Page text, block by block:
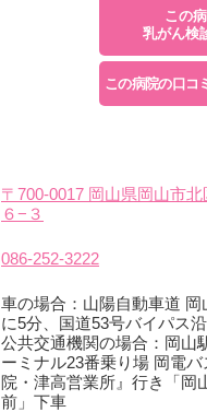
この
乳がん検
この病院の口コ
〒700-0017 岡山県岡山市
６−３
086-252-3222
車の場合：山陽自動車道 岡
に5分、国道53号バイパス
公共交通機関の場合：岡山
ーミナル23番乗り場 岡電
院・津高営業所』行き「岡
前」下車